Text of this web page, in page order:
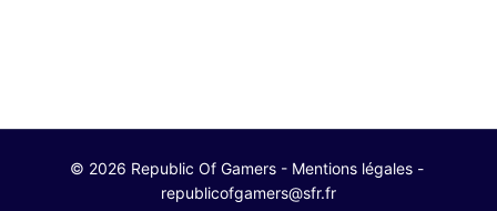
© 2026 Republic Of Gamers - Mentions légales-
republicofgamers@sfr.fr